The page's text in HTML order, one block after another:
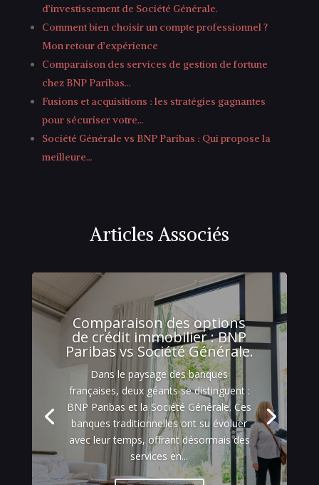
d’investissement de Société Générale.
Comment bien choisir un compte professionnel ?
Mon retour d’expérience
Comparaison des services de gestion de fortune
chez BNP Paribas…
Fusions et acquisitions : les stratégies gagnantes
pour sécuriser votre…
Société Générale vs BNP Paribas : Qui propose la
meilleure…
Articles Associés
Comparaison des options
de crédit immobilier : BNP
Paribas vs Société Générale.
Dans le paysage des banques
françaises, deux géants se distinguent :
BNP Paribas et la Société Générale. Ces
banques traditionnelles ont su évoluer
avec leur temps, offrant désormais des
services en...